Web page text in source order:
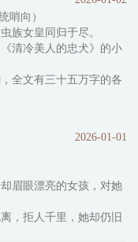
作关系。世界最佳拍档
哨向）
族女皇同归于尽。
清冷美人的忠犬》的小
全文有三十五万字的各
，这个未婚夫是主角攻
。
2026-01-01
眉眼漂亮的女孩，对她
，拒人千里，她却仍旧